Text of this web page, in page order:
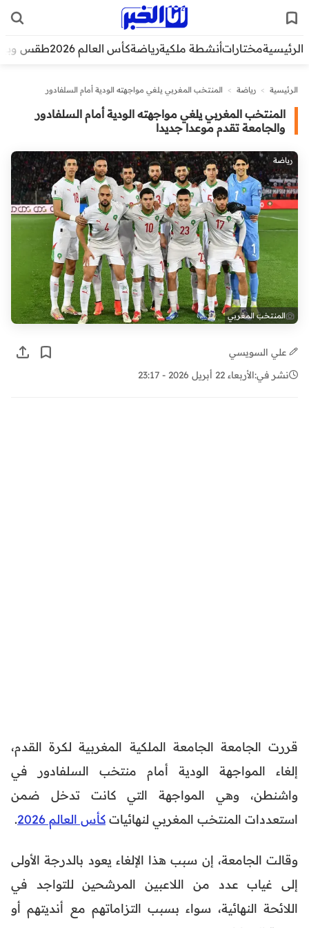
الرئيسيةمختاراتأنشطة ملكيةرياضةكأس العالم 2026 طقس
الرئيسية > رياضة >
المنتخب المغربي يلغي مواجهته الودية أمام السلفادور
المنتخب المغربي يلغي مواجهته الودية أمام السلفادور
والجامعة تقدم موعدا جديدا
رياضة
المنتخب المغربي
علي السويسي
نشر في:الأربعاء 22 أبريل 2026 - 23:17
قررت الجامعة الجامعة الملكية المغربية لكرة القدم،
إلغاء المواجهة الودية أمام منتخب السلفادور في
واشنطن، وهي المواجهة التي كانت تدخل ضمن
استعددات المنتخب المغربي لنهائيات كأس العالم 2026 .
وقالت الجامعة، إن سبب هذا الإلغاء يعود بالدرجة الأولى
إلى غياب عدد من اللاعبين المرشحين للتواجد في
اللائحة النهائية، سواء بسبب التزاماتهم مع أنديتهم أو